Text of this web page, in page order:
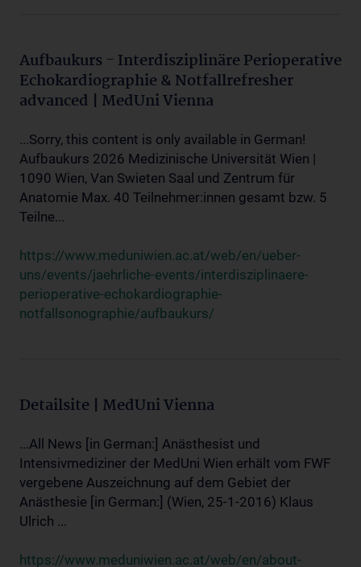
Aufbaukurs - Interdisziplinäre Perioperative
Echokardiographie & Notfallrefresher
advanced | MedUni Vienna
...Sorry, this content is only available in German!
Aufbaukurs 2026 Medizinische Universität Wien |
1090 Wien, Van Swieten Saal und Zentrum für
Anatomie Max. 40 Teilnehmer:innen gesamt bzw. 5
Teilne...
https://www.meduniwien.ac.at/web/en/ueber-
uns/events/jaehrliche-events/interdisziplinaere-
perioperative-echokardiographie-
notfallsonographie/aufbaukurs/
Detailsite | MedUni Vienna
...All News [in German:] Anästhesist und
Intensivmediziner der MedUni Wien erhält vom FWF
vergebene Auszeichnung auf dem Gebiet der
Anästhesie [in German:] (Wien, 25-1-2016) Klaus
Ulrich ...
https://www.meduniwien.ac.at/web/en/about-